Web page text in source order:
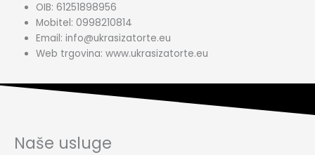
OIB: 61251898956
Mobitel: 0998210814
Email: info@ukrasizatorte.eu
Web trgovina: www.ukrasizatorte.eu
Naše usluge